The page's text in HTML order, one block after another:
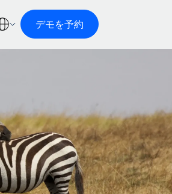
デモを予約